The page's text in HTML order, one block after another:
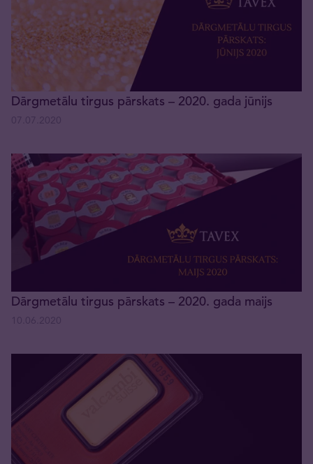
Dārgmetālu tirgus pārskats – 2020. gada jūnijs
Dārgmetālu tirgus pārskats – 2020. gada maijs